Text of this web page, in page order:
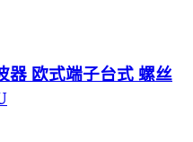
器 欧式端子台式 螺丝